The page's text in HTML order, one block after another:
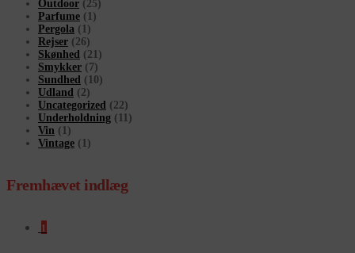
Outdoor (25)
Parfume (1)
Pergola (1)
Rejser (26)
Skønhed (21)
Smykker (7)
Sundhed (10)
Udland (2)
Uncategorized (22)
Underholdning (11)
Vin (1)
Vintage (1)
Fremhævet indlæg
1